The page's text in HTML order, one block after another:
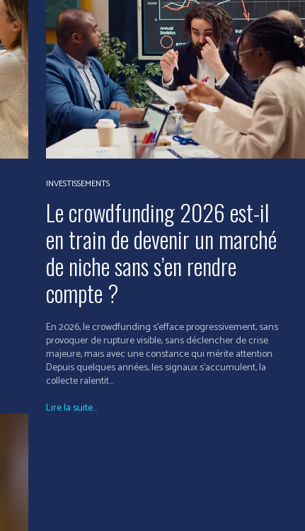
INVESTISSEMENTS
Le crowdfunding 2026 est-il
en train de devenir un marché
de niche sans s’en rendre
compte ?
En 2026, le crowdfunding s’efface progressivement, sans
provoquer de rupture visible, sans déclencher de crise
majeure, mais avec une constance qui mérite attention.
Depuis quelques années, les signaux s’accumulent, la
collecte ralentit...
Lire la suite...